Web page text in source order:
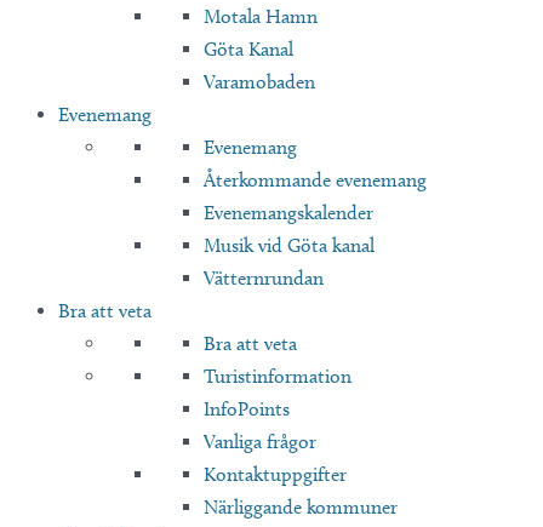
Motala Hamn
Göta Kanal
Varamobaden
Evenemang
Evenemang
Återkommande evenemang
Evenemangskalender
Musik vid Göta kanal
Vätternrundan
Bra att veta
Bra att veta
Turistinformation
InfoPoints
Vanliga frågor
Kontaktuppgifter
Närliggande kommuner